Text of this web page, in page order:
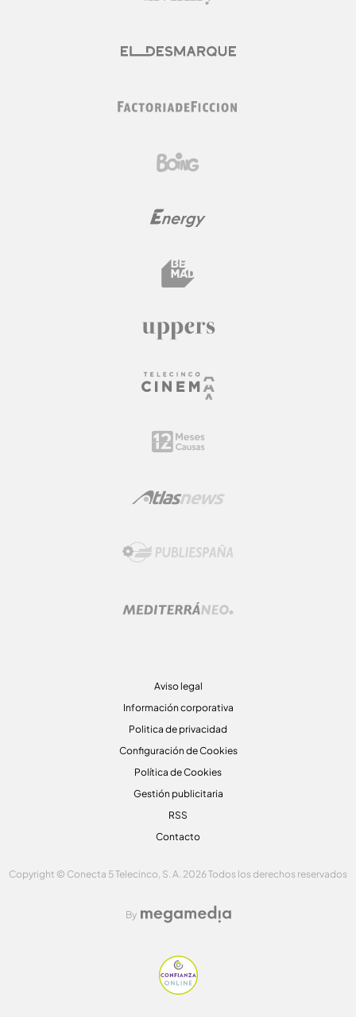
Aviso legal
Información corporativa
Politica de privacidad
Configuración de Cookies
Política de Cookies
Gestión publicitaria
RSS
Contacto
Copyright © Conecta 5 Telecinco, S. A. 2026 Todos los derechos reservados
By